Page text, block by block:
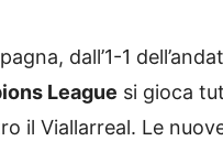
dall’1-1
League si gioca
il Viallarreal. Le